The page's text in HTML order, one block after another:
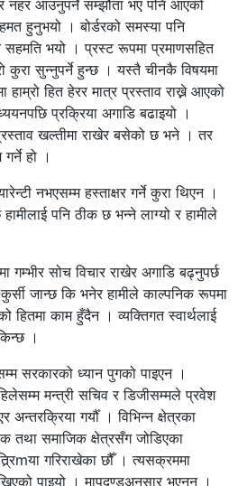
नहर आउनुपर्ने सम्झौता भए पनि आएको
हुनुभयो । बोर्डरको समस्या पनि
सहमति भयो । प्रस्ट रूपमा प्रमाणसहित
कुरा सुन्नुपर्ने हुन्छ । यस्तै चीनकै विषयमा
हित हेरर मात्र प्रस्ताव राख्ने आएको
प्रक्रिया अगाडि बढाइयो ।
खल्तीमा राखेर बसेको छ भने । तर
हो ।
नभएसम्म हस्ताक्षर गर्ने कुरा थिएन ।
पनि ठीक छ भन्ने लाग्यो र हामीले
गम्भीर सोच विचार राखेर अगाडि बढ्नुपर्छ
जान्छ कि भनेर हामीले काल्पनिक रूपमा
हितमा काम हुँदैन । व्यक्तिगत स्वार्थलाई
।
सरकारको ध्यान पुगको पाइएन ।
मन्त्री सचिव र डिजीसम्मले प्रवेश
गर्यौँ । विभिन्न क्षेत्रका
तथा समाजिक क्षेत्रसँग जोडिएका
गरिराखेका छौँ । त्यसक्रममा
पाइयो । मापदण्डअनुसार भएनन् ।